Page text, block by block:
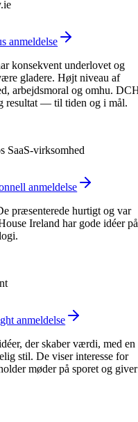
anmeldelse
konsekvent underlovet og
gladere. Højt niveau af
arbejdsmoral og omhu.
resultat — til tiden og i mål.
SaaS-virksomhed
anmeldelse
præsenterede hurtigt og var
Ireland har gode idéer på
anmeldelse
der skaber værdi, med en
stil. De viser interesse for
møder på sporet og giver